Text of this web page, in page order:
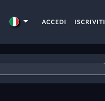
ACCEDI ISCRIVITI